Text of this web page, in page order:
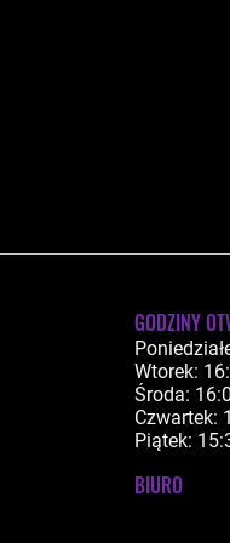
GODZINY
Wtorek:
Środa:
Czwartek:
Piątek:
BIURO